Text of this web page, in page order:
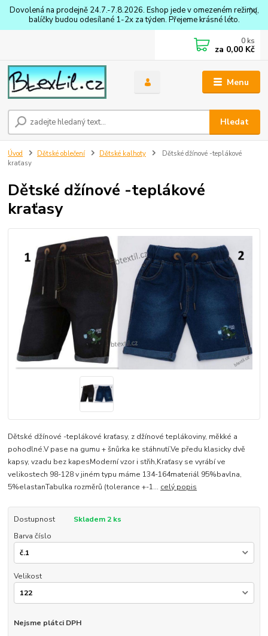
Dovolená na prodejně 24.7.-7.8.2026. Eshop jede v omezeném režimu,
balíčky budou odesílané 1-2x za týden. Přejeme krásné léto.
Menu
Hledat
0 ks
za 0,00 Kč
Úvod Dětské oblečení Dětské kalhoty
Dětské džínové -teplákové
kraťasy
Dětské džínové -teplákové
kraťasy
Dětské džínové -teplákové kraťasy, z džínové teplákoviny, měkké a
pohodlné.V pase na gumu + šnůrka ke stáhnutí.Ve předu klasicky dvě
kapsy, vzadu bez kapesModerní vzor i střih,Kraťasy se vyrábí ve
velikostech 98-128 v jiném typu máme 134-164materiál 95%bavlna,
5%elastanTabulka rozměrů (tolerance +-1... celý popis
Dostupnost
Skladem 2 ks
Barva číslo
Velikost
Nejsme plátci DPH